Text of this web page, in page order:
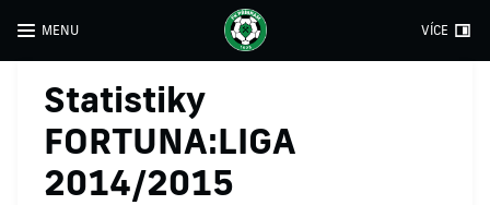
MENU VÍCE
Statistiky
FORTUNA:LIGA
2014/2015